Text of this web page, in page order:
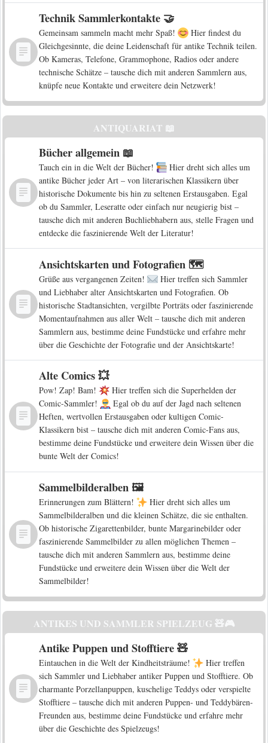
Technik Sammlerkontakte 🤝
Gemeinsam sammeln macht mehr Spaß!
Hier findest du
Gleichgesinnte, die deine Leidenschaft für antike Technik teilen.
Ob Kameras, Telefone, Grammophone, Radios oder andere
technische Schätze – tausche dich mit anderen Sammlern aus,
knüpfe neue Kontakte und erweitere dein Netzwerk!
ANTIQUARIAT 📖
Bücher allgemein 📖
Tauch ein in die Welt der Bücher!
Hier dreht sich alles um
antike Bücher jeder Art – von literarischen Klassikern über
historische Dokumente bis hin zu seltenen Erstausgaben. Egal
ob du Sammler, Leseratte oder einfach nur neugierig bist –
tausche dich mit anderen Buchliebhabern aus, stelle Fragen und
entdecke die faszinierende Welt der Literatur!
Ansichtskarten und Fotografien 🗺️
Grüße aus vergangenen Zeiten!
Hier treffen sich Sammler
und Liebhaber alter Ansichtskarten und Fotografien. Ob
historische Stadtansichten, vergilbte Porträts oder faszinierende
Momentaufnahmen aus aller Welt – tausche dich mit anderen
Sammlern aus, bestimme deine Fundstücke und erfahre mehr
über die Geschichte der Fotografie und der Ansichtskarte!
Alte Comics 💥
Pow! Zap! Bam!
Hier treffen sich die Superhelden der
Comic-Sammler!
Egal ob du auf der Jagd nach seltenen
Heften, wertvollen Erstausgaben oder kultigen Comic-
Klassikern bist – tausche dich mit anderen Comic-Fans aus,
bestimme deine Fundstücke und erweitere dein Wissen über die
bunte Welt der Comics!
Sammelbilderalben 🖼️
Erinnerungen zum Blättern!
Hier dreht sich alles um
Sammelbilderalben und die kleinen Schätze, die sie enthalten.
Ob historische Zigarettenbilder, bunte Margarinebilder oder
faszinierende Sammelbilder zu allen möglichen Themen –
tausche dich mit anderen Sammlern aus, bestimme deine
Fundstücke und erweitere dein Wissen über die Welt der
Sammelbilder!
ANTIKES UND SAMMLER SPIELZEUG 🧸🎮
Antike Puppen und Stofftiere 🧸
Eintauchen in die Welt der Kindheitsträume!
Hier treffen
sich Sammler und Liebhaber antiker Puppen und Stofftiere. Ob
charmante Porzellanpuppen, kuschelige Teddys oder verspielte
Stofftiere – tausche dich mit anderen Puppen- und Teddybären-
Freunden aus, bestimme deine Fundstücke und erfahre mehr
über die Geschichte des Spielzeugs!